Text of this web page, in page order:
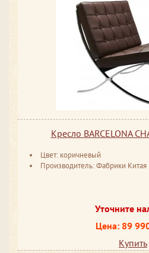
Кресло BARCELONA
Цвет: коричневый
Производитель: Фабрики Китая
Уточните
Цена: 89
Купить